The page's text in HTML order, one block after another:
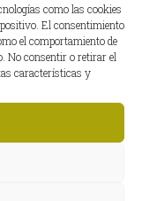
como las cookies
El consentimiento
el comportamiento de
No consentir o retirar el
características y
minutos
olla
las
y